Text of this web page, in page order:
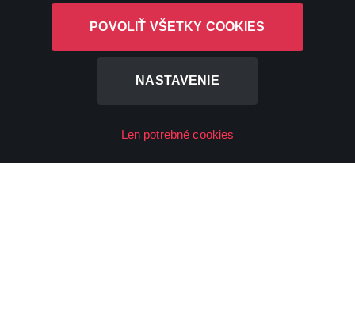
POVOLIŤ VŠETKY COOKIES
NASTAVENIE
Len potrebné cookies
Privacy policy